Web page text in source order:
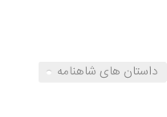
داستان های شاهنامه